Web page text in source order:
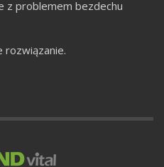
z problemem bezdechu
rozwiązanie.